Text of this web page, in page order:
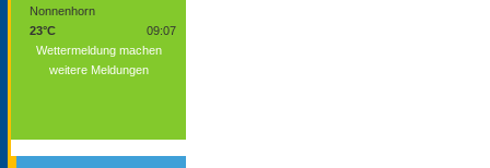
Nonnenhorn
23°C
09:07
Wettermeldung machen
weitere Meldungen